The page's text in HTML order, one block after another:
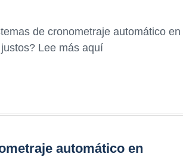
de cronometraje automático en
Lee más aquí
automático en